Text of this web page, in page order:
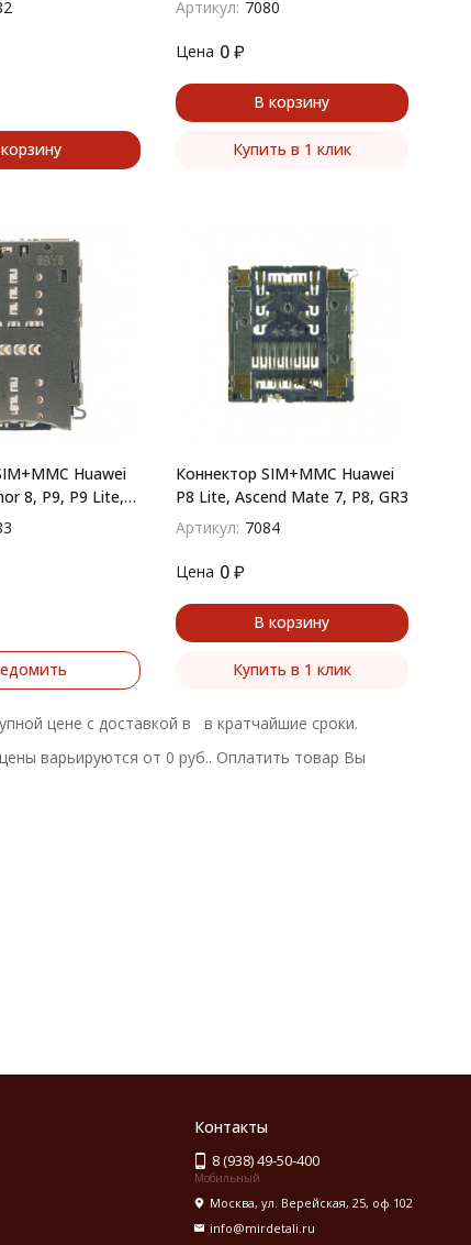
Артикул: 7080
Цена 0 ₽
В корзину
Купить в 1 клик
Huawei
8, P9, P9 Lite,
M3E
Коннектор SIM+MMC Huawei
P8 Lite, Ascend Mate 7, P8, GR3
Артикул: 7084
Цена 0 ₽
В корзину
Купить в 1 клик
цене с доставкой в в кратчайшие сроки.
варьируются от 0 руб.. Оплатить товар Вы
Контакты
8 (938) 49-50-400
Мобильный
Москва, ул. Верейская, 25, оф 102
info@mirdetali.ru